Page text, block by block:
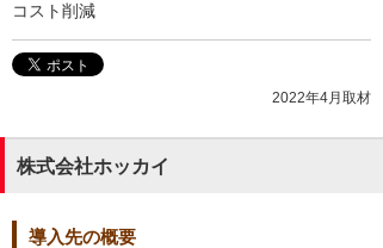
コスト削減
2022年4月取材
株式会社ホッカイ
導入先の概要